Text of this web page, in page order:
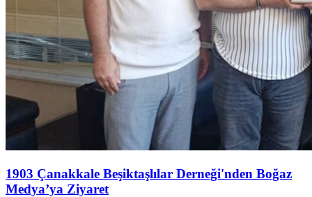
1903 Çanakkale Beşiktaşlılar Derneği'nden Boğaz
Medya’ya Ziyaret